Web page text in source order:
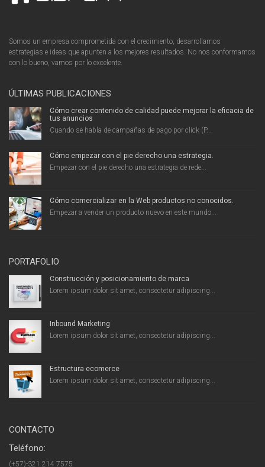
Somos un empresa comprometida con el crecimiento, desarrollamos
estrategias e ideas que apunten a los mejores resultados. No nos conformamos
con lo bueno, vamos por lo excelente.
ÚLTIMAS PUBLICACIONES
Cómo crear contenido de calidad puede mejorar la eficacia de
tus anuncios
Cuando se habla de campañas de pago por click (P...
Cómo empezar con el pie derecho una estrategia.
Empezar con el pie derecho una estrategia de rede...
Cómo comercializar en la Web productos no conocidos.
Empezar a vender un producto nuevo en este mundo...
PORTAFOLIO
Construcción y posicionamiento de marca
Lorem ipsum dolor sit amet, consectetur adipiscing...
Inbound Marketing
Lorem ipsum dolor sit amet, consectetur adipiscing...
Estructura ecomerce
Lorem ipsum dolor sit amet, consectetur adipiscing...
CONTACTO
Teléfono:
(+57)-321 214 7575